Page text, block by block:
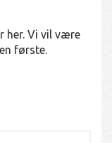
her. Vi vil være
første.